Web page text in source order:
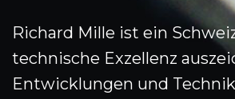
Richard Mille ist ein
technische Exzellenz
Entwicklungen und